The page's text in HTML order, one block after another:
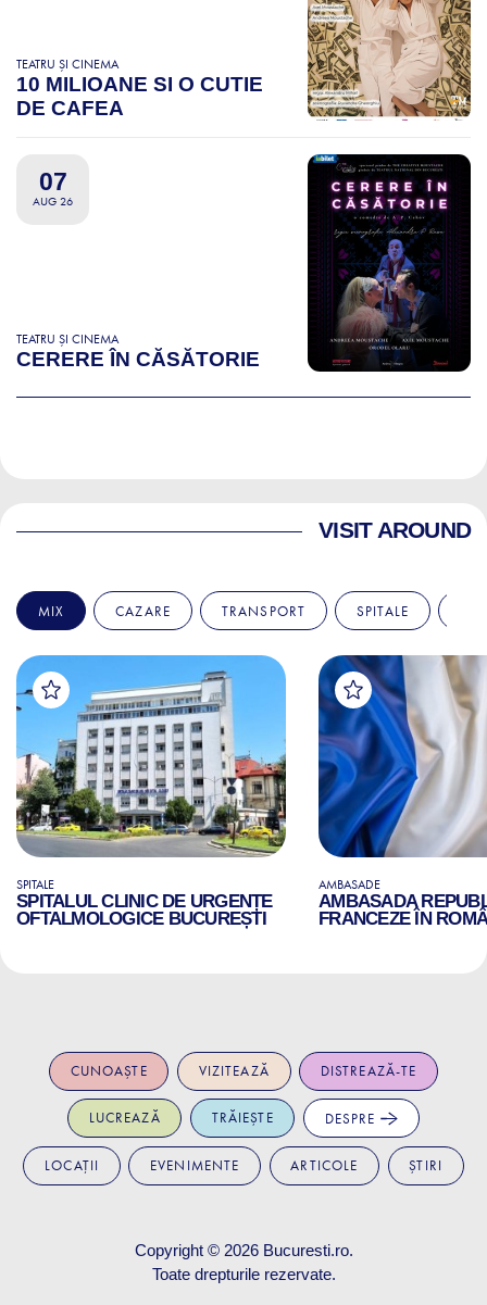
TEATRU ȘI CINEMA
10 MILIOANE SI O CUTIE
DE CAFEA
07
AUG 26
TEATRU ȘI CINEMA
CERERE ÎN CĂSĂTORIE
VISIT AROUND
MIX CAZARE TRANSPORT SPITALE
SPITALE
SPITALUL CLINIC DE URGENȚE
OFTALMOLOGICE BUCUREȘTI
AMBASADE
AMBASADA
FRANCEZE ÎN
CUNOAȘTE VIZITEAZĂ DISTREAZĂ-TE
LUCREAZĂ TRĂIEȘTE DESPRE
LOCAȚII EVENIMENTE ARTICOLE ȘTIRI
Copyright © 2026 Bucuresti.ro.
Toate drepturile rezervate.